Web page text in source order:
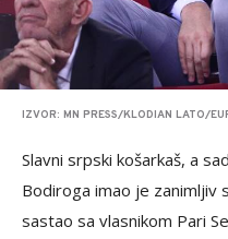
IZVOR: MN PRESS/KLODIAN LATO/
Slavni srpski košarkaš, a
Bodiroga imao je zanimljiv
sastao sa vlasnikom Pari